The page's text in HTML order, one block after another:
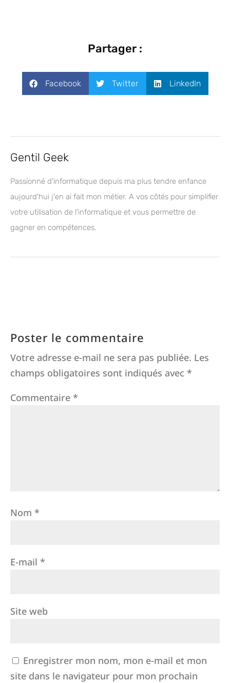
Partager :
Facebook Twitter LinkedIn
Gentil Geek
Passionné d'informatique depuis ma plus tendre enfance
aujourd'hui j'en ai fait mon métier. A vos côtés pour simplifier
votre utilisation de l'informatique et vous permettre de
gagner en compétences.
Poster le commentaire
Votre adresse e-mail ne sera pas publiée. Les
champs obligatoires sont indiqués avec *
Commentaire *
Nom *
E-mail *
Site web
Enregistrer mon nom, mon e-mail et mon
site dans le navigateur pour mon prochain